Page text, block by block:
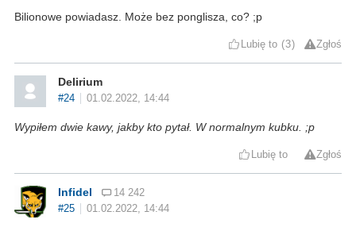
Bilionowe powiadasz. Może bez ponglisza, co? ;p
Lubię to 3 Zgłoś
Delirium
#24 01.02.2022, 14:44
Wypiłem dwie kawy, jakby kto pytał. W normalnym kubku. ;p
Lubię to Zgłoś
Infidel
14 242
#25
01.02.2022, 14:44